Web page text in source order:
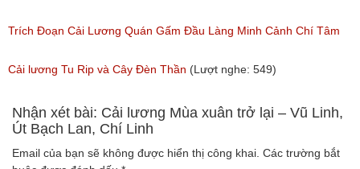
(Lượt nghe: 191)
Minh Vương, Linh Vương, Phương Hồng Thủy
(Lượt nghe: 609)
Trích Đoạn Cải Lương Quán Gấm Đầu Làng Minh Cảnh Chí Tâm
(Lượt nghe: 285)
Cải lương Tu Rip và Cây Đèn Thần (Lượt nghe: 549)
Nhận xét bài: Cải lương Mùa xuân trở lại – Vũ Linh,
Út Bạch Lan, Chí Linh
Email của bạn sẽ không được hiển thị công khai. Các trường bắt